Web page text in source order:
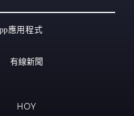
應用程式
有線新聞
HOY